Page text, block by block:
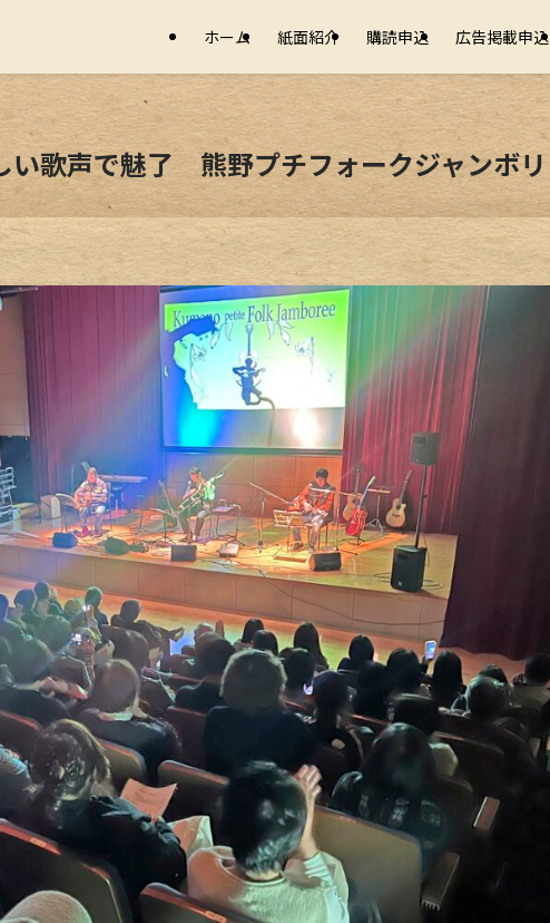
ホーム 紙面紹介 購読申込 広告掲載申込
歌声で魅了 熊野プチフォークジャンボリ